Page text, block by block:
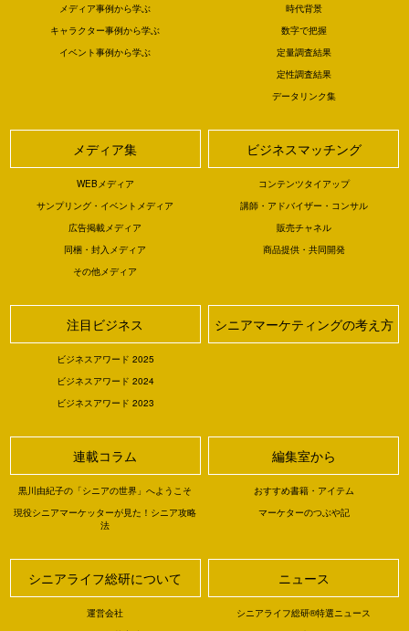
メディア事例から学ぶ
キャラクター事例から学ぶ
イベント事例から学ぶ
時代背景
数字で把握
定量調査結果
定性調査結果
データリンク集
メディア集
WEBメディア
サンプリング・イベントメディア
広告掲載メディア
同梱・封入メディア
その他メディア
ビジネスマッチング
コンテンツタイアップ
講師・アドバイザー・コンサル
販売チャネル
商品提供・共同開発
注目ビジネス
ビジネスアワード 2025
ビジネスアワード 2024
ビジネスアワード 2023
シニアマーケティングの考え方
連載コラム
黒川由紀子の「シニアの世界」へようこそ
現役シニアマーケッターが見た！シニア攻略
法
編集室から
おすすめ書籍・アイテム
マーケターのつぶや記
シニアライフ総研について
運営会社
ニュース
シニアライフ総研®特選ニュース